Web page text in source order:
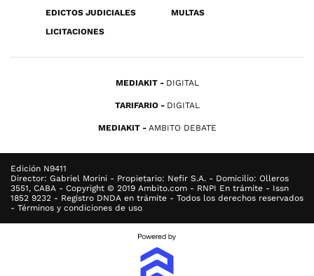
EDICTOS JUDICIALES
MULTAS
LICITACIONES
MEDIAKIT DIGITAL
TARIFARIO DIGITAL
MEDIAKIT AMBITO DEBATE
Edición N9411
Director: Gabriel Morini - Propietario: Nefir S.A. - Domicilio: Olleros
3551, CABA - Copyright © 2019 Ambito.com - RNPI En trámite - Issn
1852 9232 - Registro DNDA en trámite - Todos los derechos reservados
- Términos y condiciones de uso